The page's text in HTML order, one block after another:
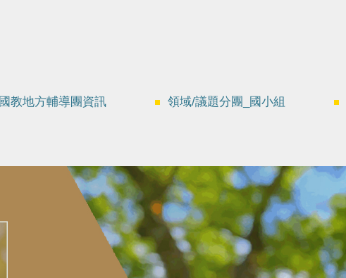
國教地方輔導團資訊 領域/議題分團_國小組